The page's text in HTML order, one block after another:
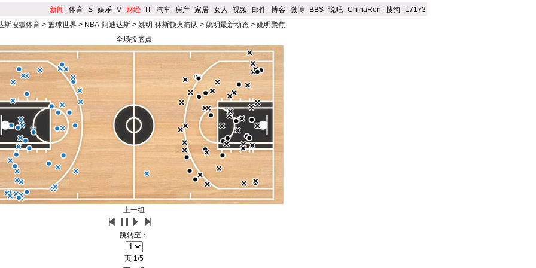
新闻 -体育-S-娱乐-V- 财经- IT-汽车- 房产-家居-女人 -视频-邮件-博客-微博- BBS-说吧-ChinaRen -搜狗 - 17173
斯搜狐体育 > 篮球世界 > NBA-阿迪达斯 > 姚明-休斯顿火箭队 > 姚明最新动态 > 姚明聚焦
全场投篮点
上一组
跳转至：
页 1/5